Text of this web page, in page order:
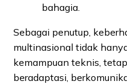
bahagia.
Sebagai penutup,
multinasional tidak
kemampuan teknis,
beradaptasi,